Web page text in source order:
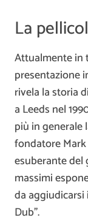
La
Attualmente in
presentazione
rivela la storia
a Leeds nel
più in generale
fondatore
esuberante del
massimi
da
Dub”.